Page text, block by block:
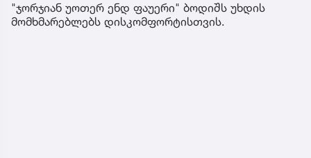
"ჯორჯიან უოთერ ენდ ფაუერი" ბოდიშს უხდის
მომხმარებლებს დისკომფორტისთვის.